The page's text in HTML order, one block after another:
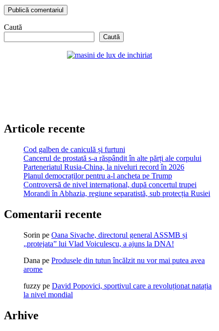
Caută
Caută
Articole recente
Cod galben de caniculă și furtuni
Cancerul de prostată s-a răspândit în alte părți ale corpului
Parteneriatul Rusia-China, la niveluri record în 2026
Planul democraților pentru a-l ancheta pe Trump
Controversă de nivel internațional, după concertul trupei
Morandi în Abhazia, regiune separatistă, sub protecția Rusiei
Comentarii recente
Sorin pe Oana Sivache, directorul general ASSMB și
„protejata” lui Vlad Voiculescu, a ajuns la DNA!
Dana pe Produsele din tutun încălzit nu vor mai putea avea
arome
fuzzy pe David Popovici, sportivul care a revoluționat natația
la nivel mondial
Arhive